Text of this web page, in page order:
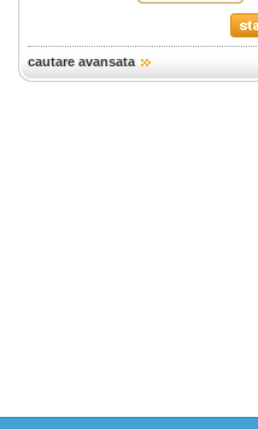
cautare avansata